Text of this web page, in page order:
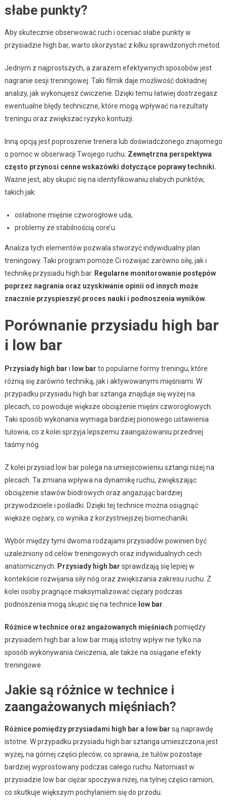
słabe punkty?
Aby skutecznie obserwować ruch i oceniać słabe punkty w
przysiadzie high bar, warto skorzystać z kilku sprawdzonych metod.
Jednym z najprostszych, a zarazem efektywnych sposobów jest
nagranie sesji treningowej. Taki filmik daje możliwość dokładnej
analizy, jak wykonujesz ćwiczenie. Dzięki temu łatwiej dostrzegasz
ewentualne błędy techniczne, które mogą wpływać na rezultaty
treningu oraz zwiększać ryzyko kontuzji.
Inną opcją jest poproszenie trenera lub doświadczonego znajomego
o pomoc w obserwacji Twojego ruchu. Zewnętrzna perspektywa
często przynosi cenne wskazówki dotyczące poprawy techniki.
Ważne jest, aby skupić się na identyfikowaniu słabych punktów,
takich jak:
osłabione mięśnie czworogłowe uda,
problemy ze stabilnością core’u.
Analiza tych elementów pozwala stworzyć indywidualny plan
treningowy. Taki program pomoże Ci rozwijać zarówno siłę, jak i
technikę przysiadu high bar. Regularne monitorowanie postępów
poprzez nagrania oraz uzyskiwanie opinii od innych może
znacznie przyspieszyć proces nauki i podnoszenia wyników.
Porównanie przysiadu high bar
i low bar
Przysiady high bar i low bar to popularne formy treningu, które
różnią się zarówno techniką, jak i aktywowanymi mięśniami. W
przypadku przysiadu high bar sztanga znajduje się wyżej na
plecach, co powoduje większe obciążenie mięśni czworogłowych.
Taki sposób wykonania wymaga bardziej pionowego ustawienia
tułowia, co z kolei sprzyja lepszemu zaangażowaniu przedniej
taśmy nóg.
Z kolei przysiad low bar polega na umiejscowieniu sztangi niżej na
plecach. Ta zmiana wpływa na dynamikę ruchu, zwiększając
obciążenie stawów biodrowych oraz angażując bardziej
przywodziciele i pośladki. Dzięki tej technice można osiągnąć
większe ciężary, co wynika z korzystniejszej biomechaniki.
Wybór między tymi dwoma rodzajami przysiadów powinien być
uzależniony od celów treningowych oraz indywidualnych cech
anatomicznych.
Przysiady high bar sprawdzają się lepiej w
kontekście rozwijania siły nóg oraz zwiększania zakresu ruchu. Z
kolei osoby pragnące maksymalizować ciężary podczas
podnoszenia mogą skupić się na technice low bar
Różnice w technice oraz angażowanych mięśniach pomiędzy
przysiadem high bar a low bar mają istotny wpływ nie tylko na
sposób wykonywania ćwiczenia, ale także na osiągane efekty
treningowe.
Jakie są różnice w technice i
zaangażowanych mięśniach?
Różnice pomiędzy przysiadami high bar a low bar są naprawdę
istotne. W przypadku przysiadu high bar sztanga umieszczona jest
wyżej, na górnej części pleców, co sprawia, że tułów pozostaje
bardziej wyprostowany podczas całego ruchu. Natomiast w
przysiadzie low bar ciężar spoczywa niżej, na tylnej części ramion,
co skutkuje większym pochylaniem się do przodu.